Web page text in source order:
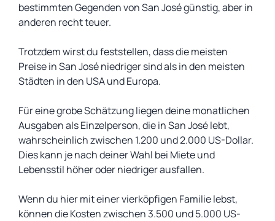
bestimmten Gegenden von San José günstig, aber in
anderen recht teuer.
Trotzdem wirst du feststellen, dass die meisten
Preise in San José niedriger sind als in den meisten
Städten in den USA und Europa.
Für eine grobe Schätzung liegen deine monatlichen
Ausgaben als Einzelperson, die in San José lebt,
wahrscheinlich zwischen 1.200 und 2.000 US-Dollar.
Dies kann je nach deiner Wahl bei Miete und
Lebensstil höher oder niedriger ausfallen.
Wenn du hier mit einer vierköpfigen Familie lebst,
können die Kosten zwischen 3.500 und 5.000 US-